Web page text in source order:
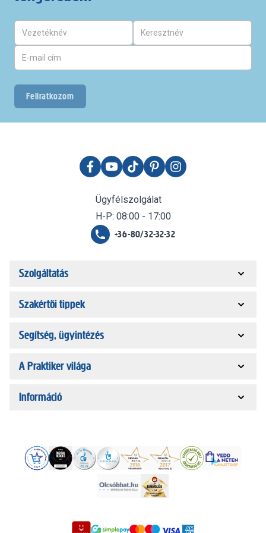
Feliratkozom
Ügyfélszolgálat
H-P: 08:00 - 17:00
+36-80/32-32-32
Szolgáltatás
Szakértői tippek
Segítség, ügyintézés
A Praktiker világa
Információ